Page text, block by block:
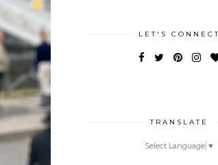
LET'S CONNECT
TRANSLATE
Select Language ▼